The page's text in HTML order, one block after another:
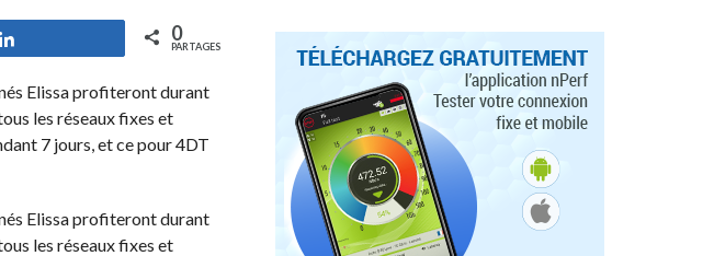
0
PARTAGES
Elissa profiteront durant
les réseaux fixes et
7 jours, et ce pour 4DT
Elissa profiteront durant
les réseaux fixes et